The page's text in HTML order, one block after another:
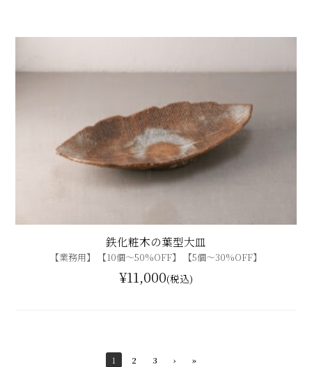
鉄化粧木の葉型大皿
【業務用】 【10個〜50%OFF】 【5個〜30%OFF】
¥11,000(税込)
1 2 3 › »